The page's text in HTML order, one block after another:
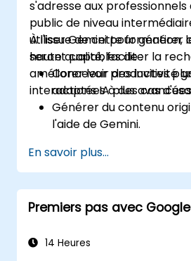
s'adresse aux
public de niveau
utiliser Gemini pour générer
haute qualité, faciliter la
améliorer leur productivité
interactions IA plus
À l'issue de cette formation,
seront capables de :
Concevoir des invites
adaptées à des cas
Générer du contenu
l'aide de Gemini.
complexes avec précision.
Utiliser Gemini pour
planifier et organiser
manière efficace.
En savoir plus...
Premiers pas avec
14 Heures